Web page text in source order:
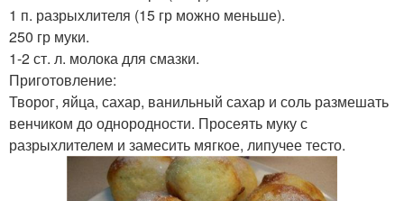
1 п. разрыхлителя (15 гр можно меньше).
250 гр муки.
1-2 ст. л. молока для смазки.
Приготовление:
Творог, яйца, сахар, ванильный сахар и соль размешать
венчиком до однородности. Просеять муку с
разрыхлителем и замесить мягкое, липучее тесто.